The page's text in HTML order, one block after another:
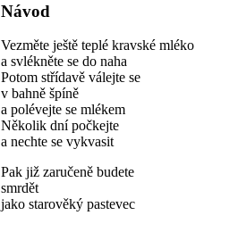
Návod
Vezměte ještě teplé kravské mléko
a svlékněte se do naha
Potom střídavě válejte se
v bahně špíně
a polévejte se mlékem
Několik dní počkejte
a nechte se vykvasit
Pak již zaručeně budete
smrdět
jako starověký pastevec